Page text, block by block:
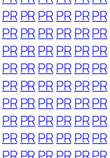
PR PRPRPRPRPR
PR PRPRPRPRPR
PR PRPRPRPRPR
PR PRPRPRPRPR
PR PRPRPRPRPR
PR PRPRPRPRPR
PR PRPRPRPRPR
PR PRPRPRPRPR